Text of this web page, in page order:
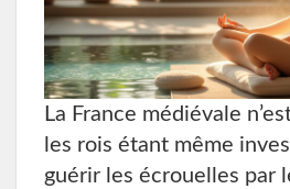
La France médiévale
les rois étant même
guérir les écrouelles par